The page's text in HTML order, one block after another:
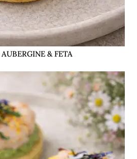
& FETA